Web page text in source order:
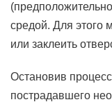
средой. Для этого
или заклеить
Остановив
пострадавшего